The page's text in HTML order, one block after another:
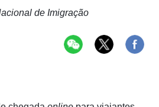
de Imigração